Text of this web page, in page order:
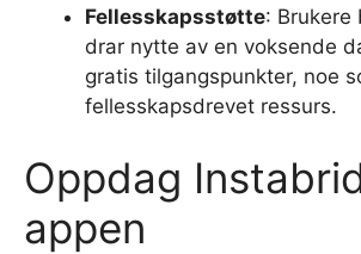
Fellesskapsstøtte: Brukere
drar nytte av en voksende
gratis tilgangspunkter, noe
fellesskapsdrevet ressurs.
Oppdag
appen